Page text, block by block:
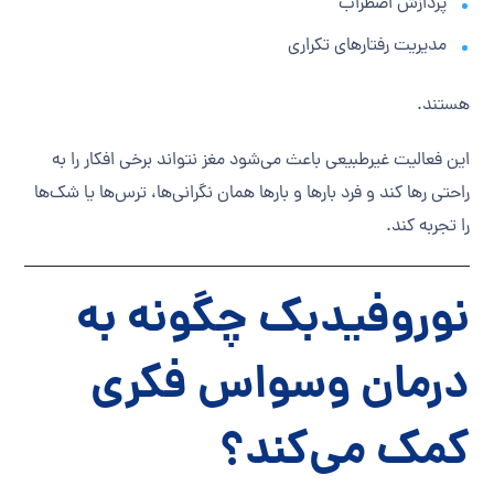
مدیریت رفتارهای تکراری
هستند.
این فعالیت غیرطبیعی باعث می‌شود مغز نتواند برخی افکار را به
راحتی رها کند و فرد بارها و بارها همان نگرانی‌ها، ترس‌ها یا شک‌ها
را تجربه کند.
نوروفیدبک چگونه به
درمان وسواس فکری
کمک می‌کند؟